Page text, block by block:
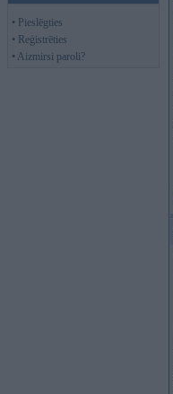
• Pieslēgties
• Reģistrēties
• Aizmirsi paroli?